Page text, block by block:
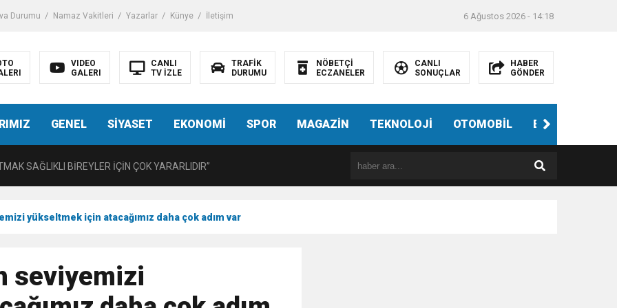
Durumu Namaz Vakitleri Yazarlar Künye İletişim 6 Ağustos 2026 - 14:18
VIDEO
GALERI
CANLI
TV İZLE
TRAFİK
DURUMU
NÖBETÇİ
ECZANELER
CANLI
SONUÇLAR
HABER
GÖNDER
GENEL SİYASET EKONOMİ SPOR MAGAZİN TEKNOLOJİ OTOMOBİL EĞİTİM
LİSELİLERE BİLGİLENDİRME
SAĞLIKLI BİREYLER İÇİN ÇOK YARARLIDIR”
DOLAYISIYLA BİN 100 PERSONELE BİSİKLET DAĞITTI
yükseltmek için atacağımız daha çok adım var
seviyemizi